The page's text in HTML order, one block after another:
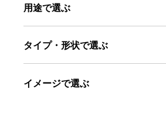
用途で選ぶ
タイプ・形状で選ぶ
イメージで選ぶ